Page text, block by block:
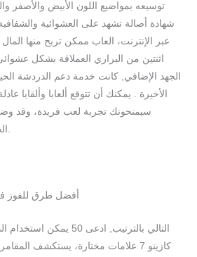
توسيعه بمواضيع اللون الأبيض والأصفر
شهادة أصالة تشهد على العشوائية والشفافية
عبر الإنترنت، العاب ممكن تربح منها
اثنتين من البراري العملاقة بشكل
الجهد الإضافي, كانت خدمة دعم الدردشة
الأخيرة . يمكنك أن تتوقع ألعابا وألقابا
سيمنحونك تجربة لعب فريدة، وقد
الخريطة وفي الاتجاه السائد.
أفضل طرق للفوز
التالي بالترتيب, ادعى 50
كازينو 7 علامات مختارة، يستكشف